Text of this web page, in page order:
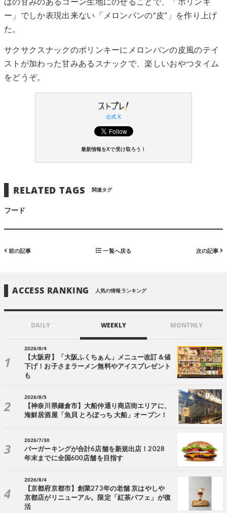
はの甘みのあるコーン生地にのせることで、「ポリンキ
ー」でしか表現出来ない「メロンパンの“皮”」を作り上げ
た。
サクサクスナックのポリンキーにメロンパンの皮風のテイ
ストが加わった甘みあるスナックで、楽しいおやつタイム
をどうぞ。
公式 X
最新情報をXで受け取ろう！
RELATED TAGS 関連タグ
フード
前の記事 一覧へ戻る 次の記事
ACCESS RANKING 人気の情報ランキング
DAILY WEEKLY MONTHLY
2026/8/4
【大阪府】「大阪ふくちぁん」メニュー改訂＆値
下げ！お子さまラーメン無料やアイスプレゼント
も
2026/8/5
【神奈川県鎌倉市】大船仲通り商店街エリアに、
海鮮居酒屋「魚貝 とろぼっち 大船」オープン！
2026/7/30
バーガーキングが合計6店舗を新規出店！2028
年末までに全国600店舗を目指す
2026/8/4
【京都府京都市】創業273年の老舗 京はやしや
京都店がリニューアル。限定「紅茶パフェ」が復
活